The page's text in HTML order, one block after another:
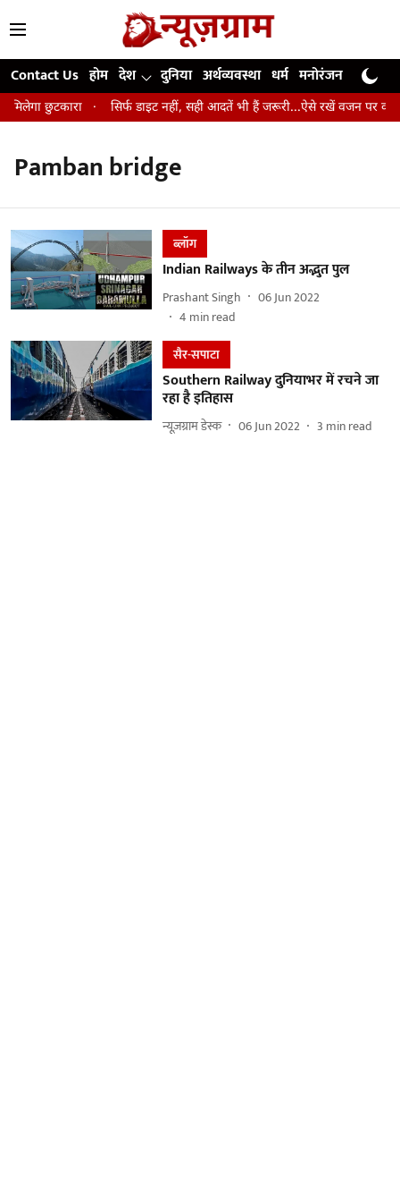
Contact Us होम देश दुनिया अर्थव्यवस्था धर्म मनोरंजन खेल
छुटकारा सिर्फ डाइट नहीं, सही आदतें भी हैं जरूरी...ऐसे रखें वजन पर
Pamban bridge
ब्लॉग
Indian Railways के तीन अद्भुत पुल
Prashant Singh
06 Jun 2022
4 min read
सैर-सपाटा
Southern Railway दुनियाभर में रचने जा
रहा है इतिहास
न्यूज़ग्राम डेस्क 06 Jun 2022 3 min read